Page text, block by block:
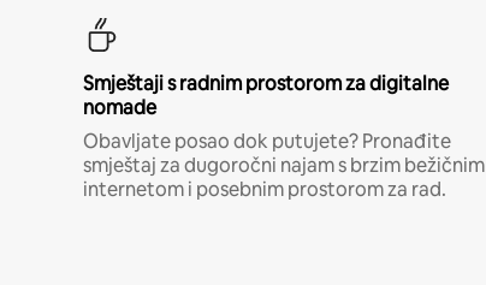
Smještaji s radnim prostorom za digitalne
nomade
Obavljate posao dok putujete? Pronađite
smještaj za dugoročni najam s brzim bežičnim
internetom i posebnim prostorom za rad.